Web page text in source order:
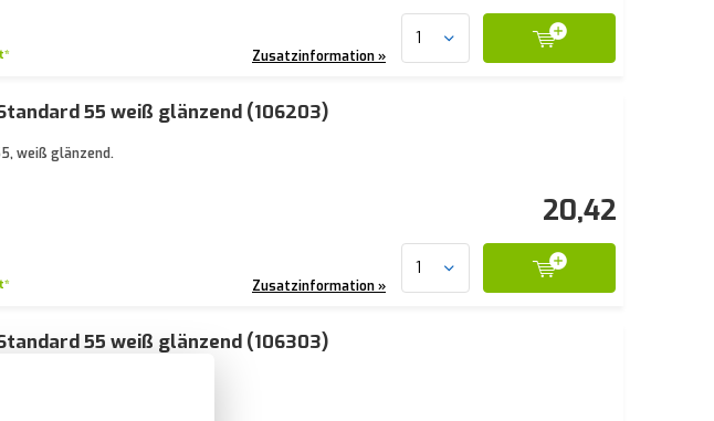
Zusatzinformation »
55 weiß glänzend (106203)
weiß glänzend.
20,42
Zusatzinformation »
55 weiß glänzend (106303)
weiß glänzend.